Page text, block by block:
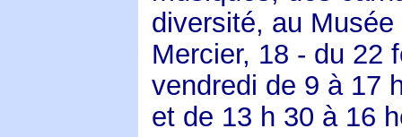
diversité, au Musée
Mercier, 18 - du 22
vendredi de 9 à 17
et de 13 h 30 à 16